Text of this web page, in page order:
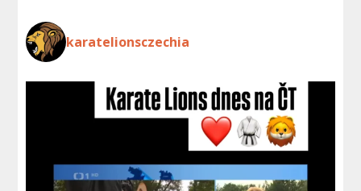
karatelionsczechia